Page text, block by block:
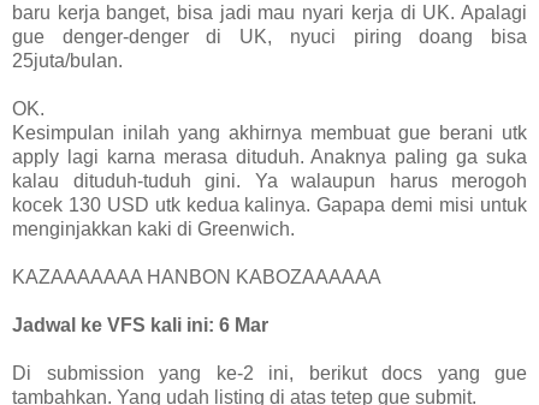
baru kerja banget, bisa jadi mau nyari kerja di UK. Apalagi
gue denger-denger di UK, nyuci piring doang bisa
25juta/bulan.
OK.
Kesimpulan inilah yang akhirnya membuat gue berani utk
apply lagi karna merasa dituduh. Anaknya paling ga suka
kalau dituduh-tuduh gini. Ya walaupun harus merogoh
kocek 130 USD utk kedua kalinya. Gapapa demi misi untuk
menginjakkan kaki di Greenwich.
KAZAAAAAAA HANBON KABOZAAAAAA
Jadwal ke VFS kali ini: 6 Mar
Di submission yang ke-2 ini, berikut docs yang gue
tambahkan. Yang udah listing di atas tetep gue submit.